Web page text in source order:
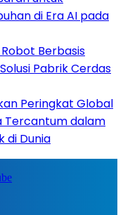
di Era AI pada
Berbasis
Pabrik Cerdas
Peringkat Global
Tercantum dalam
di Dunia